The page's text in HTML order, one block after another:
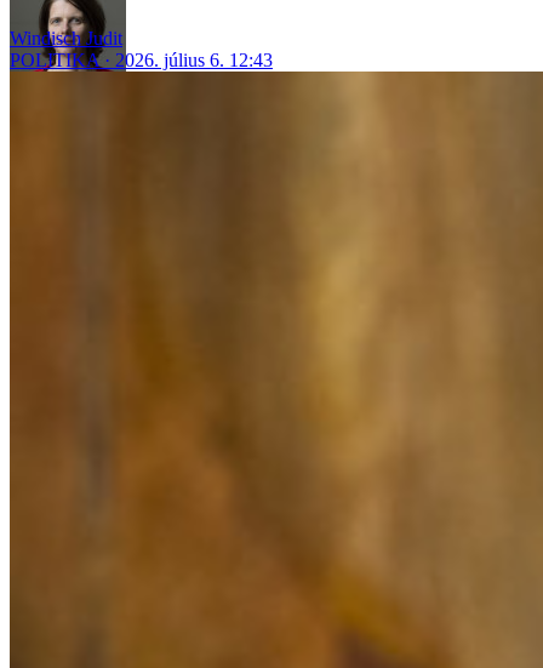
Windisch Judit
POLITIKA
2026. július 6. 12:43